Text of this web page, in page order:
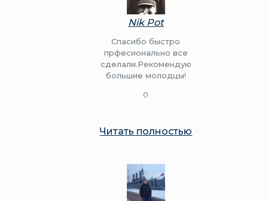
Nik Pot
Спасибо быстро
прфесионально все
сделали.Рекомендую
большие молодцы!
0
Читать полностью